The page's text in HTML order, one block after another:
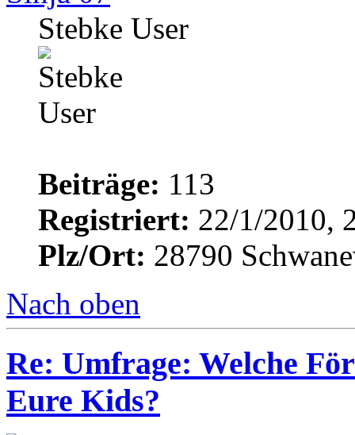
Stebke User
Beiträge: 113
Registriert: 22/1/2010,
Plz/Ort: 28790
Nach oben
Re: Umfrage: Welche
Eure Kids?